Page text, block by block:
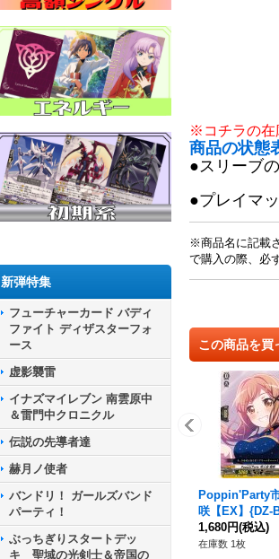
新弾特集
フューチャーカード バディ
ファイト ディザスターフォ
ース
虚影襲雷
イナズマイレブン 南雲原中
＆雷門中クロニクル
伝説の先導者達
赫月ノ使者
バンドリ！ ガールズバンド
パーティ！
ぶっちぎりスタートデッ
キ 聖域の光剣士＆帝国の
※コチラの在
商品の状態
●スリーブ
●プレイマ
※商品名に記載
で購入の際、必
この商品を買
Poppin'Party
咲【EX】{DZ-
X05}《その他》
1,680円(税込)
在庫数 1枚